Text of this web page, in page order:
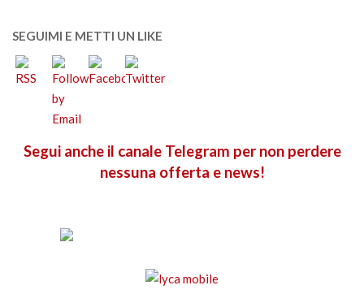
SEGUIMI E METTI UN LIKE
Segui anche il canale Telegram per non perdere
nessuna offerta e news!